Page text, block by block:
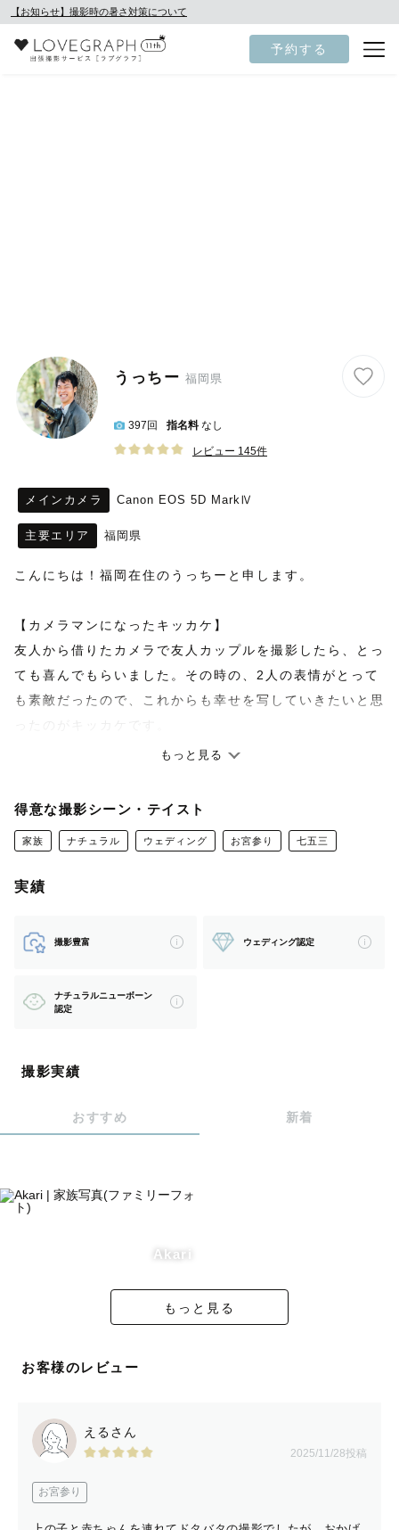
【お知らせ】撮影時の暑さ対策について
予約する
うっちー 福岡県
397回 指名料 なし
レビュー 145件
メインカメラ Canon EOS 5D MarkⅣ
主要エリア 福岡県
‪こんにちは！福岡在住のうっちーと申します。
【カメラマンになったキッカケ】
友人から借りたカメラで友人カップルを撮影したら、とっ
ても喜んでもらいました。その時の、2人の表情がとって
も素敵だったので、これからも幸せを写していきたいと思
ゲストとの会話を大切にし、自然体で笑顔溢れる雰囲気を
子、クスッと笑った瞬間、一瞬一瞬を大切に切り取り、幸
二児のパパです。ナチュラルな写真、自然体の撮影を得意
で公開していますので、是非ご覧ください。1組丁寧に撮
ず、平日でも撮影可能です。夜景撮影は対応不可です。お
もっと見る
得意な撮影シーン・テイスト
家族 ナチュラル ウェディング お宮参り 七五三
実績
撮影豊富 ウェディング認定
ナチュラルニューボーン
認定
撮影実績
おすすめ 新着
Akari
もっと見る
お客様のレビュー
えるさん
2025/11/28投稿
お宮参り